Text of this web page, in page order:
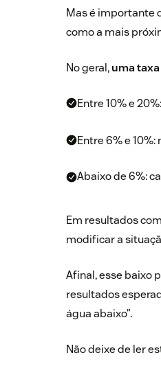
Mas é importante
como a mais
No geral,uma
Entre 10% e
Entre 6% e 10%:
Abaixo de 6%:
Em resultados
modificar a
Afinal, esse baixo
resultados
água abaixo”.
Não deixe de ler